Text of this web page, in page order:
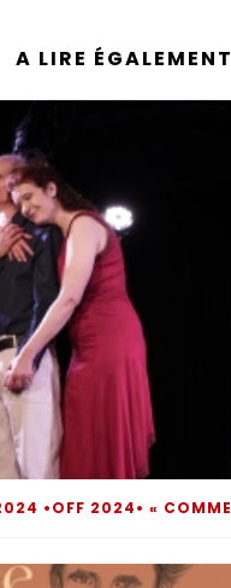
A LIRE ÉGALEMENT